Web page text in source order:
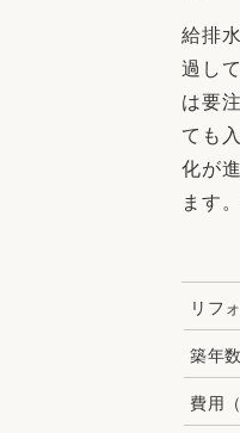
ス
給排
過し
は要
ても
化が
ます
リフ
築年数
費用